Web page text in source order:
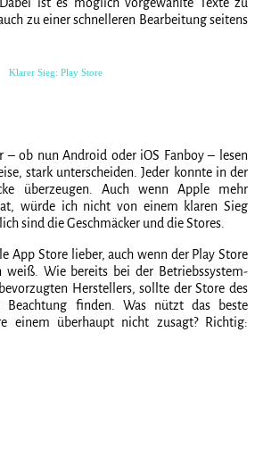
zu einer schnelleren Bearbeitung seitens
Klarer Sieg: Play Store
– ob nun Android oder iOS Fanboy – lesen
stark unterscheiden. Jeder konnte in der
überzeugen. Auch wenn Apple mehr
würde ich nicht von einem klaren Sieg
sind die Geschmäcker und die Stores.
App Store lieber, auch wenn der Play Store
weiß. Wie bereits bei der Betriebssystem-
Herstellers, sollte der Store des
Beachtung finden. Was nützt das beste
einem überhaupt nicht zusagt? Richtig: